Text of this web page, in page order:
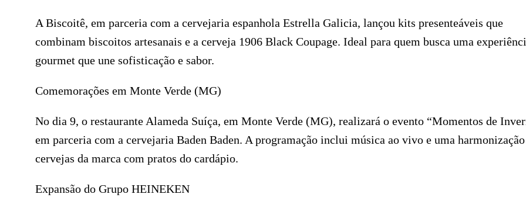
A Biscoitê, em parceria com a cervejaria espanhola Estrella Galicia, lançou kits presenteáveis que
combinam biscoitos artesanais e a cerveja 1906 Black Coupage. Ideal para quem busca uma
gourmet que une sofisticação e sabor.
Comemorações em Monte Verde (MG)
No dia 9, o restaurante Alameda Suíça, em Monte Verde (MG), realizará o evento “Momentos de
em parceria com a cervejaria Baden Baden. A programação inclui música ao vivo e uma harmonização
cervejas da marca com pratos do cardápio.
Expansão do Grupo HEINEKEN